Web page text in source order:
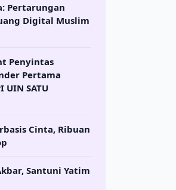
Pertarungan
Digital Muslim
Penyintas
Pertama
UIN SATU
Cinta, Ribuan
Santuni Yatim